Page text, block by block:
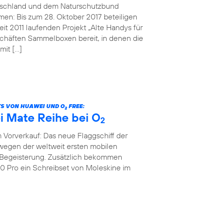
und dem Naturschutzbund
Bis zum 28. Oktober 2017 beteiligen
2011 laufenden Projekt „Alte Handys für
Sammelboxen bereit, in denen die
[…]
VON HUAWEI UND O2 FREE:
Mate Reihe bei O2
Vorverkauf: Das neue Flaggschiff der
der weltweit ersten mobilen
Zusätzlich bekommen
Pro ein Schreibset von Moleskine im